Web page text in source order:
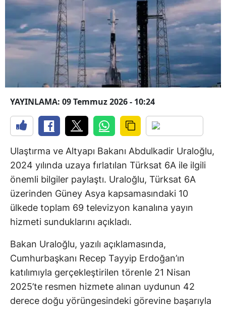
YAYINLAMA: 09 Temmuz 2026 - 10:24
Ulaştırma ve Altyapı Bakanı Abdulkadir Uraloğlu,
2024 yılında uzaya fırlatılan Türksat 6A ile ilgili
önemli bilgiler paylaştı. Uraloğlu, Türksat 6A
üzerinden Güney Asya kapsamasındaki 10
ülkede toplam 69 televizyon kanalına yayın
hizmeti sunduklarını açıkladı.
Bakan Uraloğlu, yazılı açıklamasında,
Cumhurbaşkanı Recep Tayyip Erdoğan’ın
katılımıyla gerçekleştirilen törenle 21 Nisan
2025’te resmen hizmete alınan uydunun 42
derece doğu yörüngesindeki görevine başarıyla